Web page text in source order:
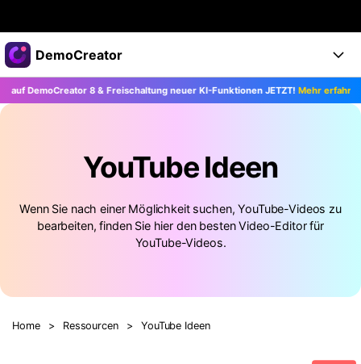
Top-Produkte
KI-gestützte digitale Kreativität
Dienstprogramme
Business
Shop
DemoCreator
Produkte
Funktionen
KI-Funktionen
KI Tipps
DemoCreator für
Hilfezentrum
Upgrade auf DemoCreator 8
8 & Freischaltung neuer KI-Funktionen JETZT!Mehr erfahren >>
YouTube Ideen
Wenn Sie nach einer Möglichkeit suchen, YouTube-Videos zu
bearbeiten, finden Sie hier den besten Video-Editor für
YouTube-Videos.
Home > Ressourcen > YouTube Ideen